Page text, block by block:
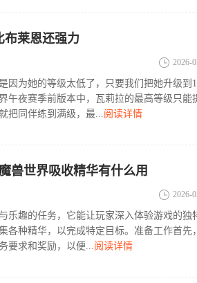
布莱恩还强力
2026-
因为她的等级太低了，只要我们把她升级到
午夜赛季前版本中，瓦莉拉的最高等级只能
把同伴练到满级，最...阅读详情
兽世界吸收精华有什么用
2026-
乐趣的任务，它能让玩家深入体验游戏的独
各种精华，以完成特定目标。准备工作首先
要求和奖励，以便...阅读详情